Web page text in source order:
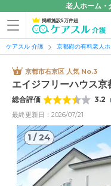
老人ホーム・
掲載施設5万件超
ケアスル 介護 京都府の有料老人
京都市右京区 人気 No.3
エイジフリーハウス京
総合評価 3.2 （
最終更新日：2026/07/21
1 /24
1/24